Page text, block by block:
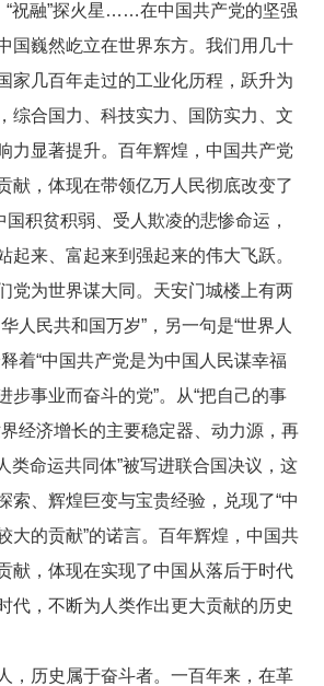
“祝融”探火星……在中国共产党的坚强
国巍然屹立在世界东方。我们用几十
家几百年走过的工业化历程，跃升为
综合国力、科技实力、国防实力、文
力显著提升。百年辉煌，中国共产党
献，体现在带领亿万人民彻底改变了
积贫积弱、受人欺凌的悲惨命运，
起来、富起来到强起来的伟大飞跃。
为世界谋大同。天安门城楼上有两
人民共和国万岁”，另一句是“世界人
着“中国共产党是为中国人民谋幸福
步事业而奋斗的党”。从“把自己的事
经济增长的主要稳定器、动力源，再
类命运共同体”被写进联合国决议，这
索、辉煌巨变与宝贵经验，兑现了“中
大的贡献”的诺言。百年辉煌，中国共
献，体现在实现了中国从落后于时代
代，不断为人类作出更大贡献的历史
历史属于奋斗者。一百年来，在革